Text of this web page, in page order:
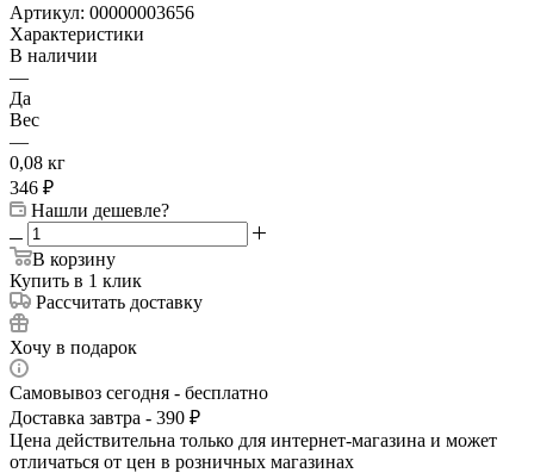
Артикул: 00000003656
Характеристики
В наличии
—
Да
Вес
—
0,08 кг
346 ₽
Нашли дешевле?
В корзину
Купить в 1 клик
Рассчитать доставку
Хочу в подарок
Самовывоз сегодня - бесплатно
Доставка завтра - 390 ₽
Цена действительна только для интернет-магазина и может
отличаться от цен в розничных магазинах